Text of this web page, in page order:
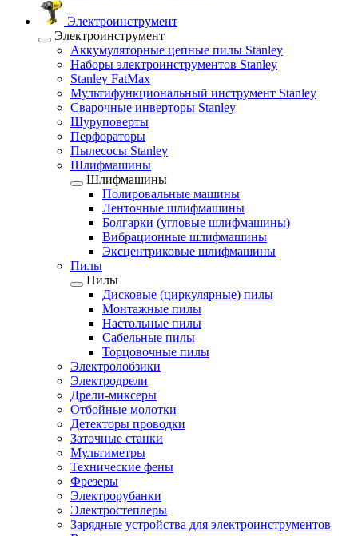
Электроинструмент
Электроинструмент
Аккумуляторные цепные пилы Stanley
Наборы электроинструментов Stanley
Stanley FatMax
Мультифункциональный инструмент Stanley
Сварочные инверторы Stanley
Шуруповерты
Перфораторы
Пылесосы Stanley
Шлифмашины
Шлифмашины
Полировальные машины
Ленточные шлифмашины
Болгарки (угловые шлифмашины)
Вибрационные шлифмашины
Эксцентриковые шлифмашины
Пилы
Пилы
Дисковые (циркулярные) пилы
Монтажные пилы
Настольные пилы
Сабельные пилы
Торцовочные пилы
Электролобзики
Электродрели
Дрели-миксеры
Отбойные молотки
Детекторы проводки
Заточные станки
Мультиметры
Технические фены
Фрезеры
Электрорубанки
Электростеплеры
Зарядные устройства для электроинструментов